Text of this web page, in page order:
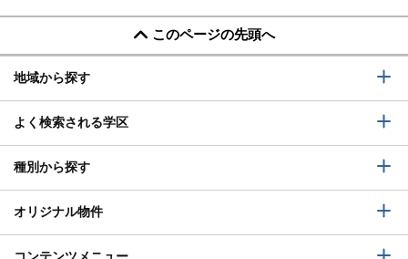
このページの先頭へ
地域から探す
よく検索される学区
種別から探す
オリジナル物件